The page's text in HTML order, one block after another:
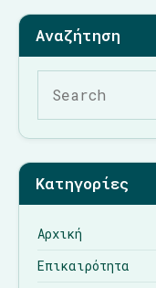
Κατηγορίες
Αρχική
Επικαιρότητα